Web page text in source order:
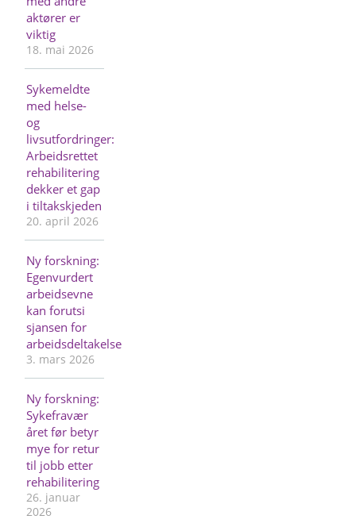
aktører er
viktig
18. mai 2026
Sykemeldte
med helse-
og
livsutfordringer:
Arbeidsrettet
rehabilitering
dekker et gap
i tiltakskjeden
20. april 2026
Ny forskning:
Egenvurdert
arbeidsevne
kan forutsi
sjansen for
arbeidsdeltakelse
3. mars 2026
Ny forskning:
Sykefravær
året før betyr
mye for retur
til jobb etter
rehabilitering
26. januar
2026